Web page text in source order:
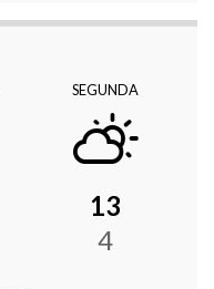
SEGUNDA
13
4